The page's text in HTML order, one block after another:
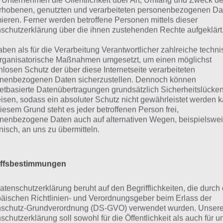
so werden jeweils 5 Punkte abgezeogen. Man
ist das aber auch Tipps kaufen, wobei aber auch wieder
Quiz gibt es derzeit kostenlos zum Download im
Version für iPhone und iPad soll im iTunes App Store
erscheinen.
ein Überblick über unsere Lösung zu Promi Quiz
2
4
genutzten und verarbeiteten personenbezogenen
Ferner werden betroffene Personen mittels dieser
über die ihnen zustehenden Rechte
als für die Verarbeitung Verantwortlicher zahlreiche
Maßnahmen umgesetzt, um einen möglichst
Schutz der über diese Internetseite verarbeiteten
Daten sicherzustellen. Dennoch können
Datenübertragungen grundsätzlich
sodass ein absoluter Schutz nicht gewährleistet werden
Grund steht es jeder betroffenen Person frei,
Daten auch auf alternativen Wegen,
an uns zu übermitteln.
beruht auf den Begrifflichkeiten, die durch
Richtlinien- und Verordnungsgeber beim Erlass der
Grundverordnung (DS-GVO) verwendet wurden.
soll sowohl für die Öffentlichkeit als auch für